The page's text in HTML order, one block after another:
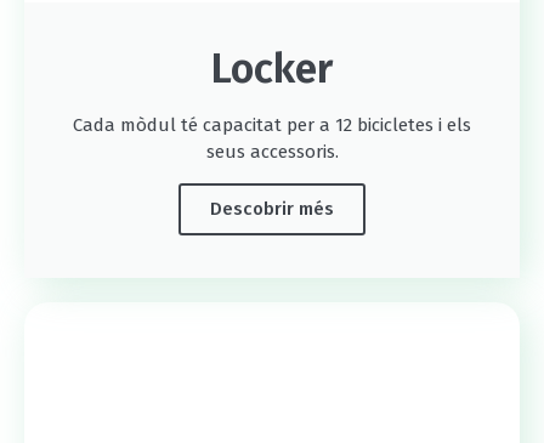
Locker
Cada mòdul té capacitat per a 12 bicicletes i els
seus accessoris.
Descobrir més